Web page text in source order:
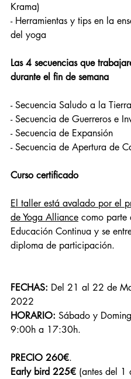
Krama)
- Herramientas y tips en la
del yoga
Las 4 secuencias que
durante el fin de semana
- Secuencia Saludo a la Tierra
- Secuencia de Guerreros e
- Secuencia de Expansión
- Secuencia de Apertura de
Curso certificado
El taller está avalado por el
de Yoga Alliance como parte
Educación Continua y se
diploma de participación.
FECHAS: Del 21 al 22 de
2022
HORARIO: Sábado y
9:00h a 17:30h.
PRECIO 260€.
Early bird 225€ (antes del 1